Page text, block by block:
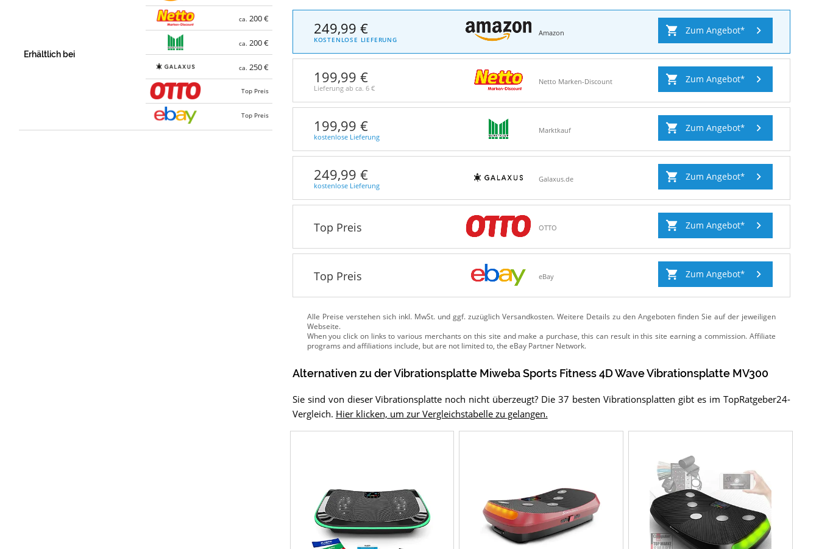
Erhältlich bei
ca. 200 €
ca. 200 €
ca. 250 €
Top Preis
Top Preis
249,99 €
KOSTENLOSE LIEFERUNG
Amazon Zum Angebot
199,99 €
Lieferung ab ca. 6 €
Netto Marken-Discount Zum Angebot
199,99 €
kostenlose Lieferung
Marktkauf Zum Angebot
249,99 €
kostenlose Lieferung
Galaxus.de Zum Angebot
Top Preis OTTO Zum Angebot
Top Preis eBay Zum Angebot
Alle Preise verstehen sich inkl. MwSt. und ggf. zuzüglich Versandkosten. Weitere Details zu den Angebotenfinden Sie auf der jeweiligen
Webseite.
Alternativen zu derVibrationsplatte Miweba Sports Fitness 4D Wave Vibrationsplatte MV300
Sie sind von dieser Vibrationsplatte noch nicht überzeugt? Die 37 besten Vibrationsplatten gibt es im TopRatgeber24-
Vergleich. Hier klicken, um zur Vergleichstabelle zu gelangen.